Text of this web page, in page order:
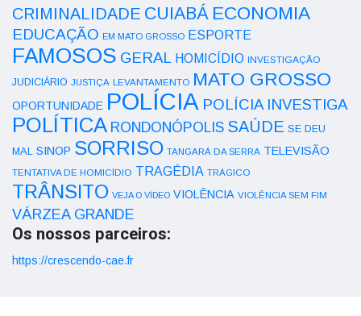
CRIMINALIDADE CUIABÁ ECONOMIA
EDUCAÇÃO EM MATO GROSSO ESPORTE
FAMOSOS GERAL HOMICÍDIO INVESTIGAÇÃO
JUDICIÁRIO JUSTIÇA LEVANTAMENTO MATO GROSSO
OPORTUNIDADE POLÍCIA POLÍCIA INVESTIGA
POLÍTICA RONDONÓPOLIS SAÚDE SE DEU
MAL SINOP SORRISO TANGARÁ DA SERRA TELEVISÃO
TENTATIVA DE HOMICÍDIO TRAGÉDIA TRÁGICO
TRÂNSITO VEJA O VÍDEO VIOLÊNCIA VIOLÊNCIA SEM FIM
VÁRZEA GRANDE
Os nossos parceiros:
https://crescendo-cae.fr